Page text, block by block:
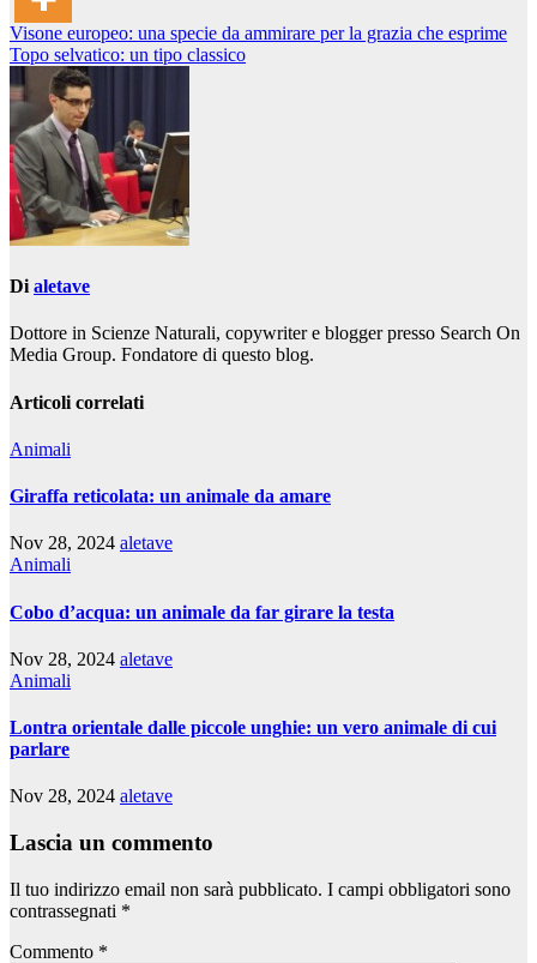
Navigazione
articoli
Visone europeo: una specie da ammirare per la grazia che esprime
Topo selvatico: un tipo classico
Di aletave
Dottore in Scienze Naturali, copywriter e blogger presso Search On
Media Group. Fondatore di questo blog.
Articoli correlati
Animali
Giraffa reticolata: un animale da amare
Nov 28, 2024 aletave
Animali
Cobo d’acqua: un animale da far girare la testa
Nov 28, 2024 aletave
Animali
Lontra orientale dalle piccole unghie: un vero animale di cui
parlare
Nov 28, 2024 aletave
Lascia un commento
Il tuo indirizzo email non sarà pubblicato. I campi obbligatori sono
contrassegnati *
Commento *